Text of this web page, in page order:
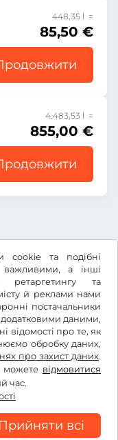
cookie та подібні
важливими, а інші
ретаргетингу та
й реклами нами
постачальники
даними,
відомості про те, як
обробку даних,
про захист даних.
можете відмовитися
час.
Прийняти всі
448,35 l =
85,50 €
4.483,53 l =
855,00 €
дані